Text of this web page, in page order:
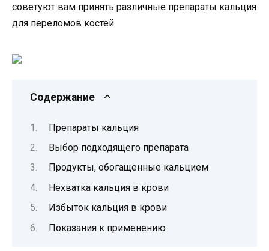
советуют вам принять различные препараты кальция
для переломов костей.
Содержание
Препараты кальция
Выбор подходящего препарата
Продукты, обогащенные кальцием
Нехватка кальция в крови
Избыток кальция в крови
Показания к применению